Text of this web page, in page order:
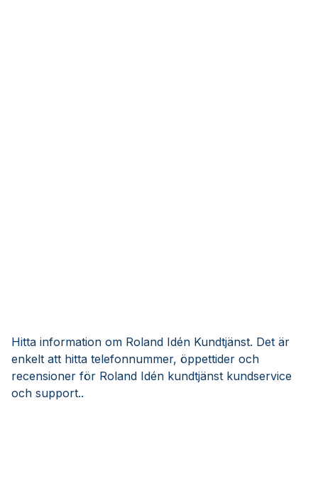
Hitta information om Roland Idén Kundtjänst. Det är
enkelt att hitta telefonnummer, öppettider och
recensioner för Roland Idén kundtjänst kundservice
och support..